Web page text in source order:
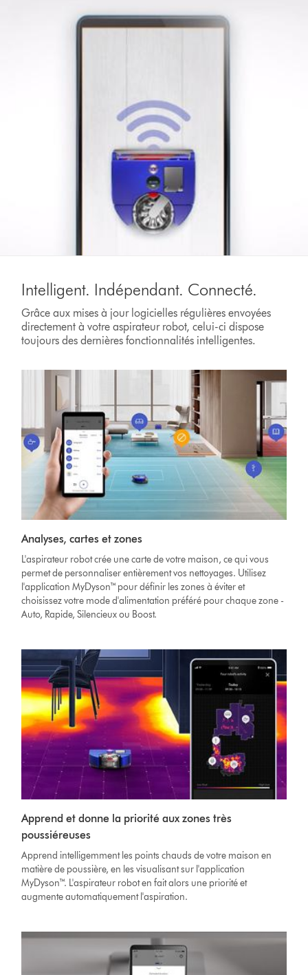
Intelligent. Indépendant. Connecté.
Grâce aux mises à jour logicielles régulières envoyées
directement à votre aspirateur robot, celui-ci dispose
toujours des dernières fonctionnalités intelligentes.
Analyses, cartes et zones
L'aspirateur robot crée une carte de votre maison, ce qui vous
permet de personnaliser entièrement vos nettoyages. Utilisez
l'application MyDyson™ pour définir les zones à éviter et
choisissez votre mode d'alimentation préféré pour chaque zone -
Auto, Rapide, Silencieux ou Boost.
Apprend et donne la priorité aux zones très
poussiéreuses
Apprend intelligemment les points chauds de votre maison en
matière de poussière, en les visualisant sur l'application
MyDyson™. L'aspirateur robot en fait alors une priorité et
augmente automatiquement l'aspiration.